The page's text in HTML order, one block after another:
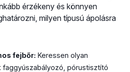
érzékeny és könnyen
milyen típusú ápolásra
fejbőr: Keressen olyan
faggyúszabályozó, pórustisztító